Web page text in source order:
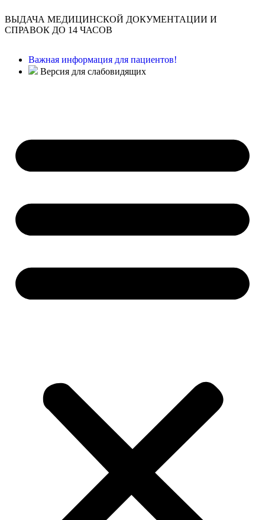
ВЫДАЧА МЕДИЦИНСКОЙ ДОКУМЕНТАЦИИ И
СПРАВОК ДО 14 ЧАСОВ
Важная информация для пациентов!
Версия для слабовидящих